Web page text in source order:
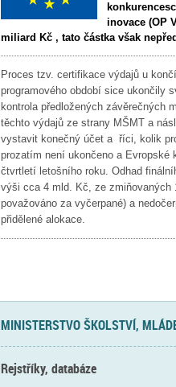
inovace (OP
miliard Kč , tato částka však
Proces tzv. certifikace výdajů u
programového období sice ukončily
kontrola předložených závěrečných
těchto výdajů ze strany MŠMT a
vystavit konečný účet a říci, kolik
prozatím není ukončeno a Evropské
čtvrtletí letošního roku. Odhad
výši cca 4 mld. Kč, ze zmiňovaných
považováno za vyčerpané) a
přidělené alokace.
MINISTERSTVO ŠKOLSTVÍ,
Rejstříky, databáze